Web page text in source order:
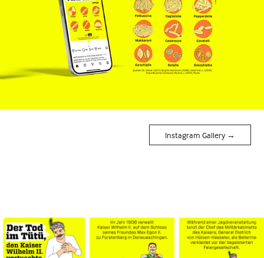
Instagram Gallery →